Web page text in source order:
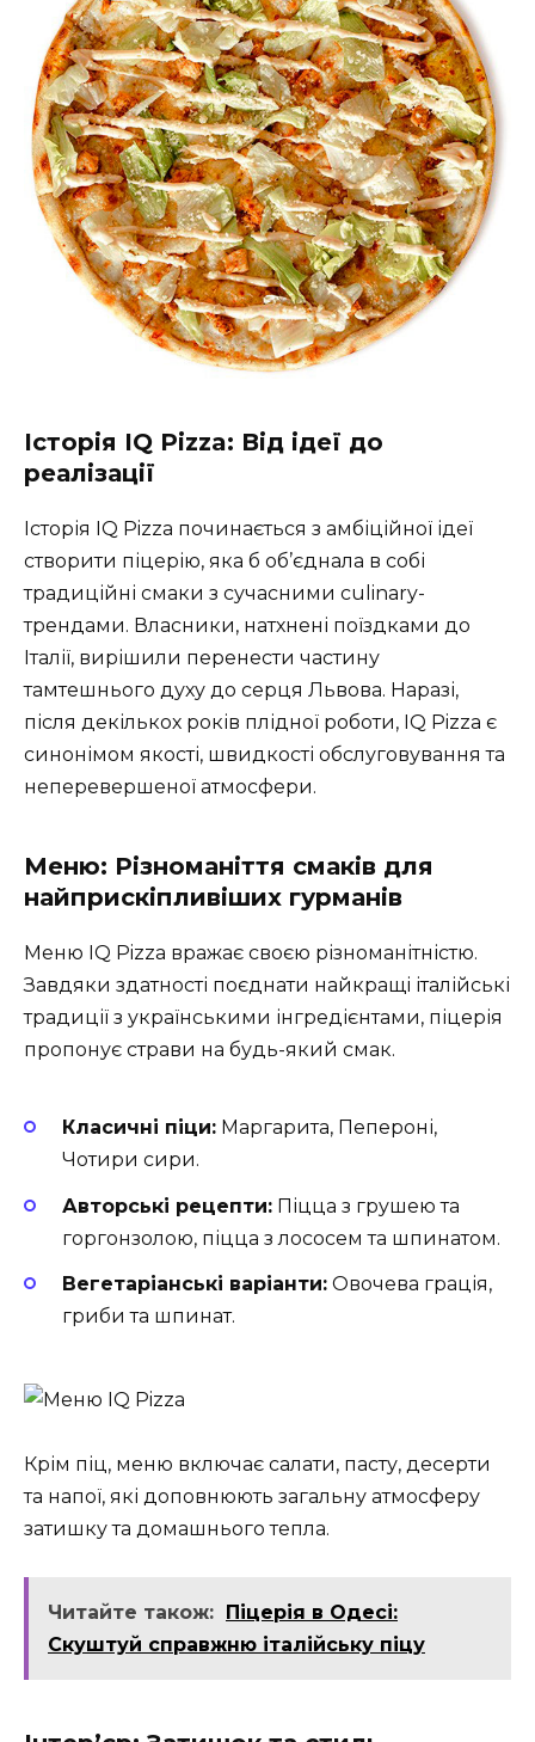
Історія IQ Pizza: Від ідеї до
реалізації
Історія IQ Pizza починається з амбіційної ідеї
створити піцерію, яка б об’єднала в собі
традиційні смаки з сучасними culinary-
трендами. Власники, натхнені поїздками до
Італії, вирішили перенести частину
тамтешнього духу до серця Львова. Наразі,
після декількох років плідної роботи, IQ Pizza є
синонімом якості, швидкості обслуговування та
неперевершеної атмосфери.
Меню: Різноманіття смаків для
найприскіпливіших гурманів
Меню IQ Pizza вражає своєю різноманітністю.
Завдяки здатності поєднати найкращі італійські
традиції з українськими інгредієнтами, піцерія
пропонує страви на будь-який смак.
Класичні піци: Маргарита, Пепероні,
Чотири сири.
Авторські рецепти: Піцца з грушею та
горгонзолою, піцца з лососем та шпинатом.
Вегетаріанські варіанти: Овочева грація,
гриби та шпинат.
Крім піц, меню включає салати, пасту, десерти
та напої, які доповнюють загальну атмосферу
затишку та домашнього тепла.
Читайте також:
Піцерія в Одесі:
Скуштуй справжню італійську піцу